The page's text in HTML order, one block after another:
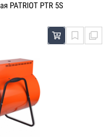
PATRIOT PTR 5S